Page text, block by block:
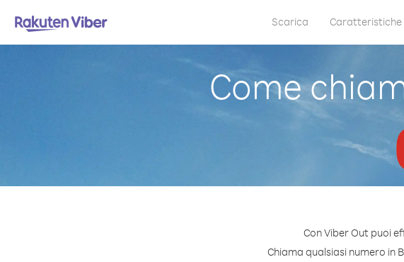
Scarica Caratteristiche
Come
Con Viber Out puoi
Chiama qualsiasi numero in